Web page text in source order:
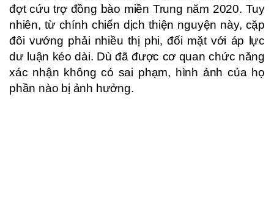
đợt cứu trợ đồng bào miền Trung năm 2020. Tuy
nhiên, từ chính chiến dịch thiện nguyện này, cặp
đôi vướng phải nhiều thị phi, đối mặt với áp lực
dư luận kéo dài. Dù đã được cơ quan chức năng
xác nhận không có sai phạm, hình ảnh của họ
phần nào bị ảnh hưởng.